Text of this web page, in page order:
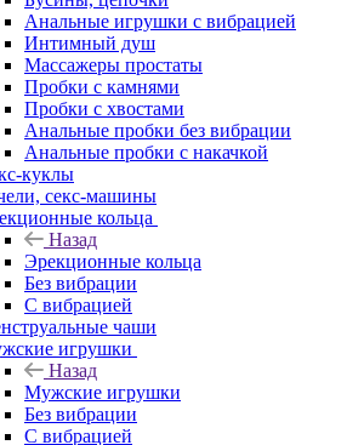
Анальные игрушки с вибрацией
Интимный душ
Массажеры простаты
Пробки с камнями
Пробки с хвостами
Анальные пробки без вибрации
Анальные пробки с накачкой
куклы
секс-машины
кольца
Назад
Эрекционные кольца
Без вибрации
С вибрацией
чаши
игрушки
Назад
Мужские игрушки
Без вибрации
С вибрацией